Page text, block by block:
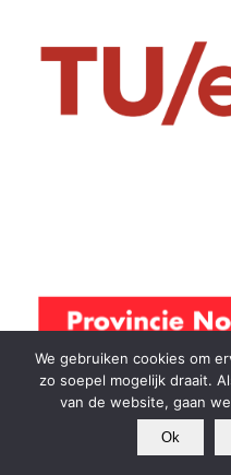
We gebruiken cookies om
zo soepel mogelijk draait.
van de website, gaan
Ok